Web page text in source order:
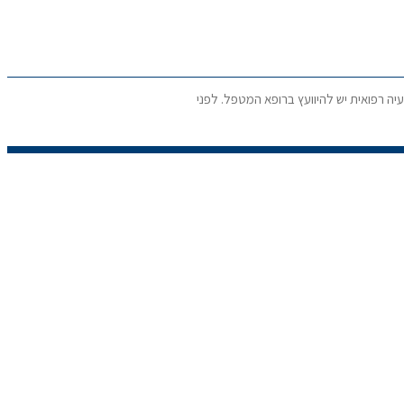
רפואית יש להיוועץ ברופא המטפל. לפני